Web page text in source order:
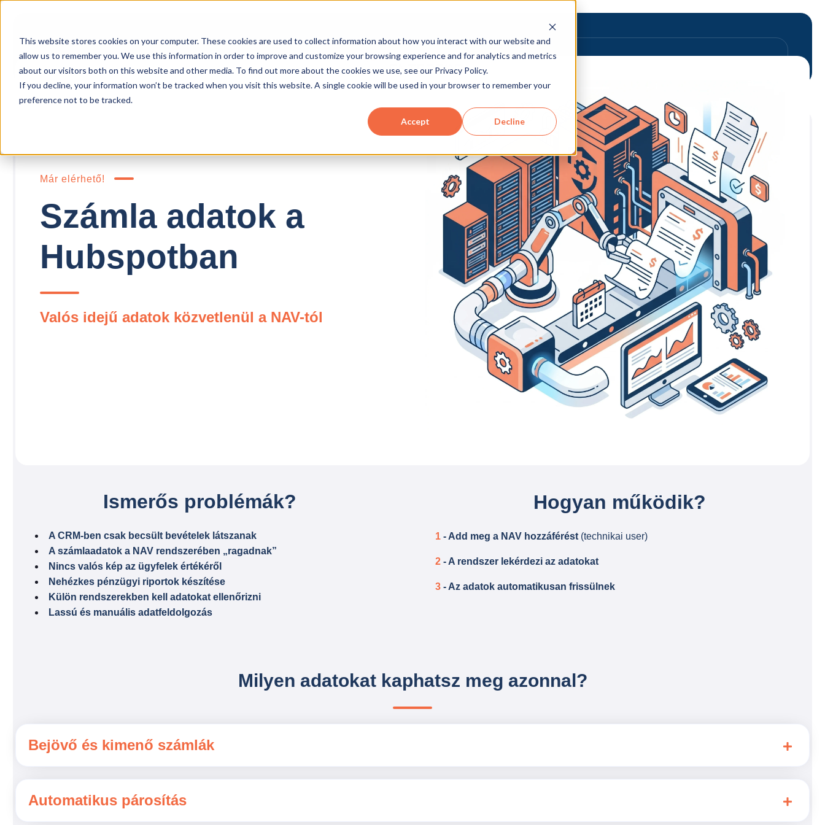
This website stores cookies on your computer. These cookies are used to collect information about how you interact with our website and
allow us to remember you. We use this information in order to improve and customize your browsing experience and for analytics and metrics
about our visitors both on this website and other media. To find out more about the cookies we use, see our Privacy Policy.
If you decline, your information won’t be tracked when you visit this website. A single cookie will be used in your browser to remember your
preference not to be tracked.
Accept Decline
Már elérhető!
Számla adatok a
Hubspotban
Valós idejű adatok közvetlenül a NAV-tól
Ismerős problémák?
A CRM-ben csak becsült bevételek látszanak
A számlaadatok a NAV rendszerében „ragadnak”
Nincs valós kép az ügyfelek értékéről
Nehézkes pénzügyi riportok készítése
Külön rendszerekben kell adatokat ellenőrizni
Lassú és manuális adatfeldolgozás
Hogyan működik?
1- Add meg a NAV hozzáférést(technikai user)
2- A rendszer lekérdezi az adatokat
3- Az adatok automatikusan frissülnek
Milyen adatokat kaphatsz meg azonnal?
Bejövő és kimenő számlák
Automatikus párosítás